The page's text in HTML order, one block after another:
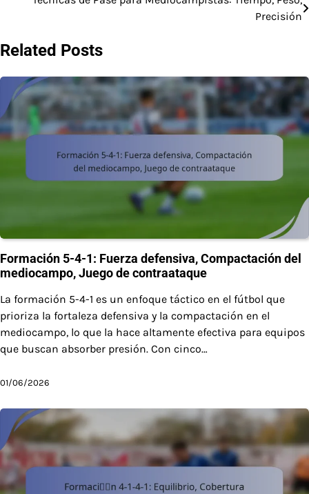
Precisión
Related Posts
Formación 5-4-1: Fuerza defensiva, Compactación del
mediocampo, Juego de contraataque
La formación 5-4-1 es un enfoque táctico en el fútbol que
prioriza la fortaleza defensiva y la compactación en el
mediocampo, lo que la hace altamente efectiva para equipos
que buscan absorber presión. Con cinco…
01/06/2026